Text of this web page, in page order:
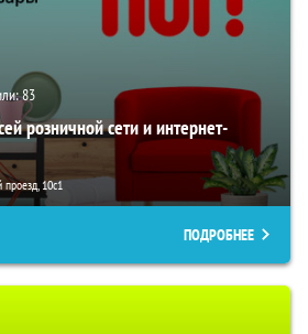
83
розничной сети и интернет-
10с1
ПОДРОБНЕЕ